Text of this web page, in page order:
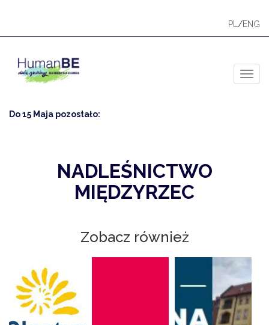
PL /ENG
Do 15 Maja pozostało:
NADLEŚNICTWO
MIĘDZYRZEC
Zobacz również